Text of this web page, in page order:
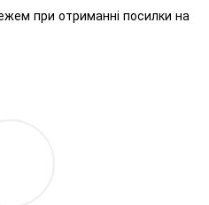
при отриманні посилки на